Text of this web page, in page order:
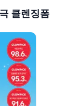
클렌징폼